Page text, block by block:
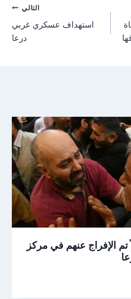
التالي
استهداف عسكري غربي
درعا
معتقلاً تم الإفراج عنهم في مركز